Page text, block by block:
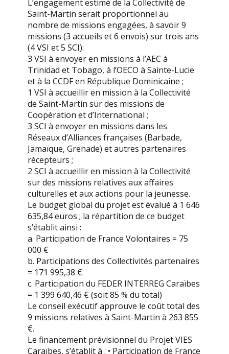
L’engagement estimé de la Collectivité de
Saint-Martin serait proportionnel au
nombre de missions engagées, à savoir 9
missions (3 accueils et 6 envois) sur trois ans
(4 VSI et 5 SCI):
3 VSI à envoyer en missions à l’AEC à
Trinidad et Tobago, à l’OECO à Sainte-Lucie
et à la CCDF en République Dominicaine ;
1 VSI à accueillir en mission à la Collectivité
de Saint-Martin sur des missions de
Coopération et d’International ;
3 SCI à envoyer en missions dans les
Réseaux d’Alliances françaises (Barbade,
Jamaïque, Grenade) et autres partenaires
récepteurs ;
2 SCI à accueillir en mission à la Collectivité
sur des missions relatives aux affaires
culturelles et aux actions pour la jeunesse.
Le budget global du projet est évalué à 1 646
635,84 euros ; la répartition de ce budget
s’établit ainsi :
a. Participation de France Volontaires = 75
000 €
b. Participations des Collectivités partenaires
= 171 995,38 €
c. Participation du FEDER INTERREG Caraïbes
= 1 399 640,46 € (soit 85 % du total)
Le conseil exécutif approuve le coût total des
9 missions relatives à Saint-Martin à 263 855
€.
Le financement prévisionnel du Projet VIES
Caraïbes, s’établit à : • Participation de France